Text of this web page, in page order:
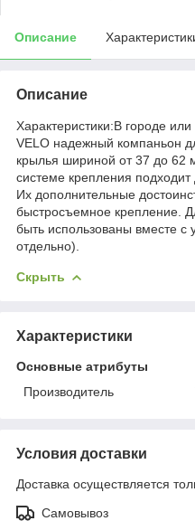
Описание
Описание
Характеристики:В городе
VELO надежный компаньон
крылья шириной от 37 до 62
системе крепления
Их дополнительные
быстросъемное крепление.
быть использованы вместе с
отдельно).
Скрыть
Характеристики
Основные атрибуты
Производитель
Условия доставки
Доставка осуществляется
Самовывоз